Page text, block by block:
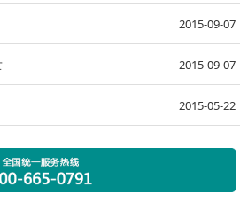
2015-09-07
2015-09-07
2015-05-22